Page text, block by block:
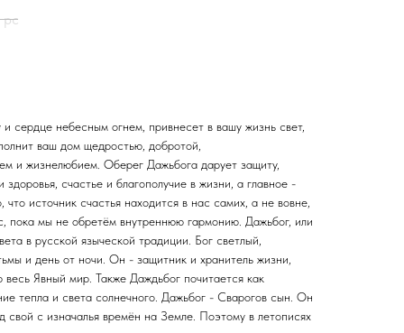
pc
сердце небесным огнем, привнесет в вашу жизнь свет,
ваш дом щедростью, добротой,
и жизнелюбием. Оберег Дажьбога дарует защиту,
счастье и благополучие в жизни, а главное -
источник счастья находится в нас самих, а не вовне,
пока мы не обретём внутреннюю гармонию. Дажьбог, или
в русской языческой традиции. Бог светлый,
и день от ночи. Он - защитник и хранитель жизни,
Явный мир. Также Даждьбог почитается как
тепла и света солнечного. Дажьбог - Сварогов сын. Он
с изначалья времён на Земле. Поэтому в летописях